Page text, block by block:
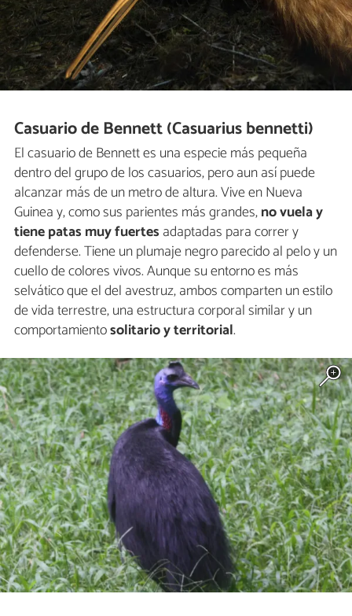
Casuario de Bennett (Casuarius bennetti)
El casuario de Bennett es una especie más pequeña
dentro del grupo de los casuarios, pero aun así puede
alcanzar más de un metro de altura. Vive en Nueva
Guinea y, como sus parientes más grandes,no vuela y
tiene patas muy fuertes adaptadas para correr y
defenderse. Tiene un plumaje negro parecido al pelo y un
cuello de colores vivos. Aunque su entorno es más
selvático que el del avestruz, ambos comparten un estilo
de vida terrestre, una estructura corporal similar y un
comportamientosolitario y territorial.